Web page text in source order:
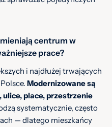
centrum w
prace?
i najdłużej trwających
Modernizowane są
place, przestrzenie
systematycznie, często
— dlatego mieszkańcy